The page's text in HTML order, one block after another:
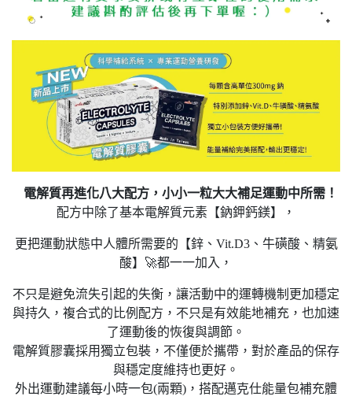
電解質再進化八大配方，小小一粒大大補足運動中所需！
配方中除了基本電解質元素【鈉鉀鈣鎂】，
更把運動狀態中人體所需要的【鋅、Vit.D3、牛磺酸、精氨
酸】🚀都一一加入，
不只是避免流失引起的失衡，讓活動中的運轉機制更加穩定
與持久，複合式的比例配方，不只是有效能地補充，也加速
了運動後的恢復與調節。
電解質膠囊採用獨立包裝，不僅便於攜帶，對於產品的保存
與穩定度維持也更好。
外出運動建議每小時一包(兩顆)，搭配邁克仕能量包補充體